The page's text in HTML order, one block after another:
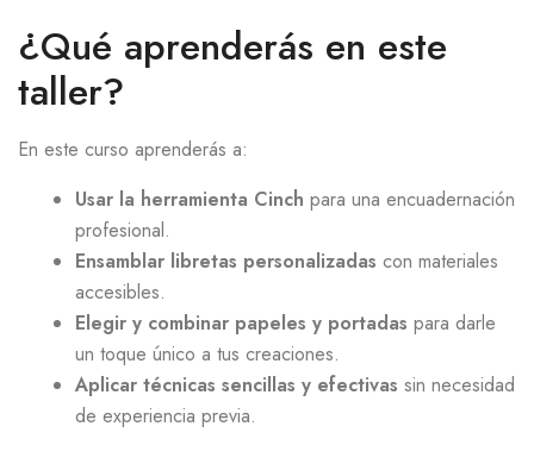
¿Qué aprenderás en este
taller?
En este curso aprenderás a:
Usar la herramienta Cinch para una encuadernación
profesional.
Ensamblar libretas personalizadas con materiales
accesibles.
Elegir y combinar papeles y portadas para darle
un toque único a tus creaciones.
Aplicar técnicas sencillas y efectivas sin necesidad
de experiencia previa.